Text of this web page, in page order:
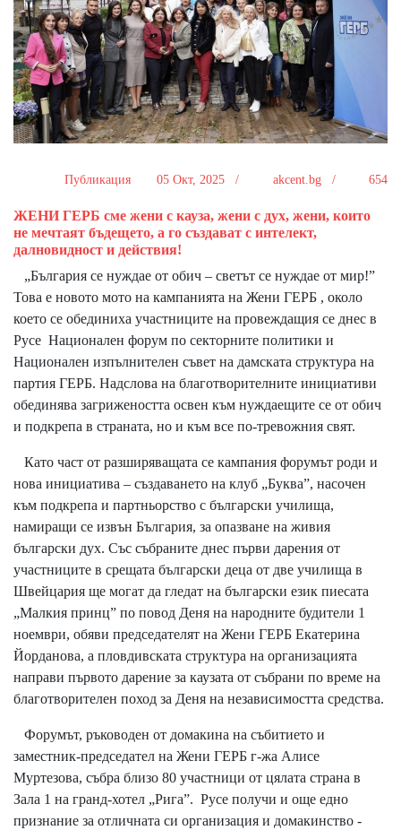
Публикация 05 Окт, 2025 / akcent.bg / 654
ЖЕНИ ГЕРБ сме жени с кауза, жени с дух, жени, които
не мечтаят бъдещето, а го създават с интелект,
далновидност и действия!
„България се нуждае от обич – светът се нуждае от мир!”
Това е новото мото на кампанията на Жени ГЕРБ , около
което се обединиха участниците на провеждащия се днес в
Русе Национален форум по секторните политики и
Национален изпълнителен съвет на дамската структура на
партия ГЕРБ. Надслова на благотворителните инициативи
обединява загрижеността освен към нуждаещите се от обич
и подкрепа в страната, но и към все по-тревожния свят.
Като част от разширяващата се кампания форумът роди и
нова инициатива – създаването на клуб „Буква”, насочен
към подкрепа и партньорство с български училища,
намиращи се извън България, за опазване на живия
български дух. Със събраните днес първи дарения от
участниците в срещата български деца от две училища в
Швейцария ще могат да гледат на български език пиесата
„Малкия принц” по повод Деня на народните будители 1
ноември, обяви председателят на Жени ГЕРБ Екатерина
Йорданова, а пловдивската структура на организацията
направи първото дарение за каузата от събрани по време на
благотворителен поход за Деня на независимостта средства.
Форумът, ръководен от домакина на събитието и
заместник-председател на Жени ГЕРБ г-жа Алисе
Муртезова, събра близо 80 участници от цялата страна в
Зала 1 на гранд-хотел „Рига”. Русе получи и още едно
признание за отличната си организация и домакинство -